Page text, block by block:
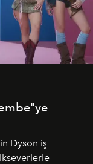
Dyson iş